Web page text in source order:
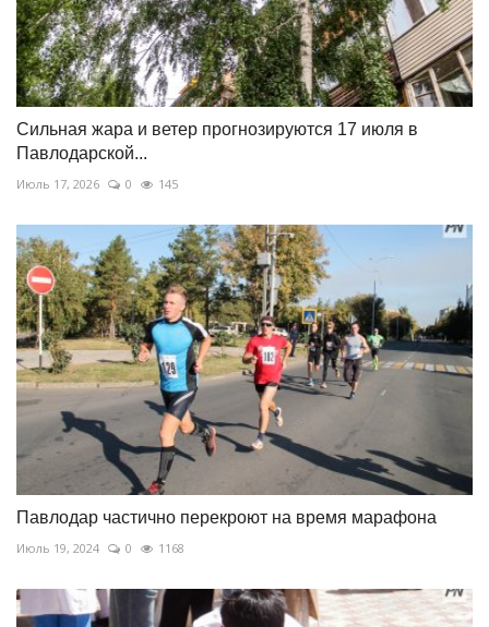
Сильная жара и ветер прогнозируются 17 июля в
Павлодарской...
Июль 17, 2026 0 145
Павлодар частично перекроют на время марафона
Июль 19, 2024 0 1168